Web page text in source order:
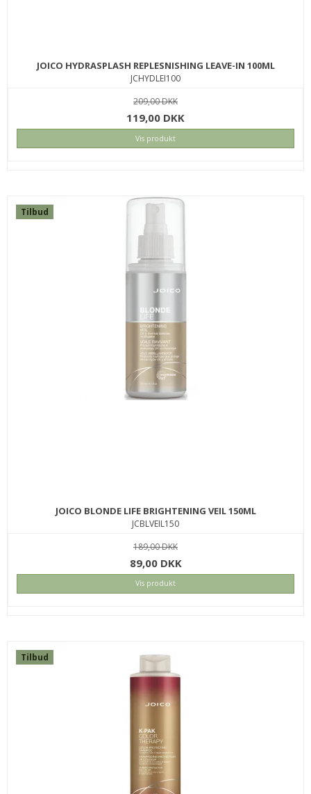
JOICO HYDRASPLASH REPLESNISHING LEAVE-IN 100ML
JCHYDLEI100
209,00 DKK
119,00 DKK
Vis produkt
Tilbud
JOICO BLONDE LIFE BRIGHTENING VEIL 150ML
JCBLVEIL150
189,00 DKK
89,00 DKK
Vis produkt
Tilbud